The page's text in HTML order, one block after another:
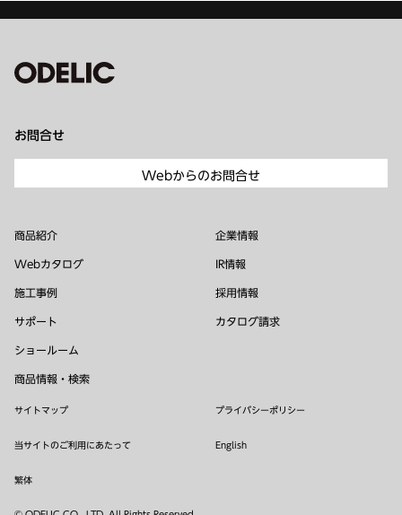
お問合せ
Webからのお問合せ
商品紹介
Webカタログ
施工事例
サポート
ショールーム
商品情報・検索
企業情報
IR情報
採用情報
カタログ請求
サイトマップ プライバシーポリシー
当サイトのご利用にあたって English
繁体